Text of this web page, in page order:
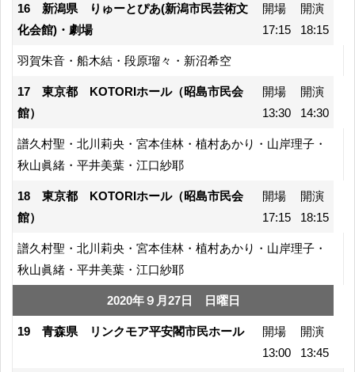
16 新潟県 りゅーとぴあ(新潟市民芸術文
化会館)・劇場
開場
17:15
開演
18:15
羽賀朱音・船木結・段原瑠々・新沼希空
17 東京都 KOTORIホール（昭島市民会
館）
開場
13:30
開演
14:30
譜久村聖・北川莉央・宮本佳林・植村あかり・山岸理子・
秋山眞緒・平井美葉・江口紗耶
18 東京都 KOTORIホール（昭島市民会
館）
開場
17:15
開演
18:15
譜久村聖・北川莉央・宮本佳林・植村あかり・山岸理子・
秋山眞緒・平井美葉・江口紗耶
2020年９月27日 日曜日
19 青森県 リンクモア平安閣市民ホール
開場
13:00
開演
13:45